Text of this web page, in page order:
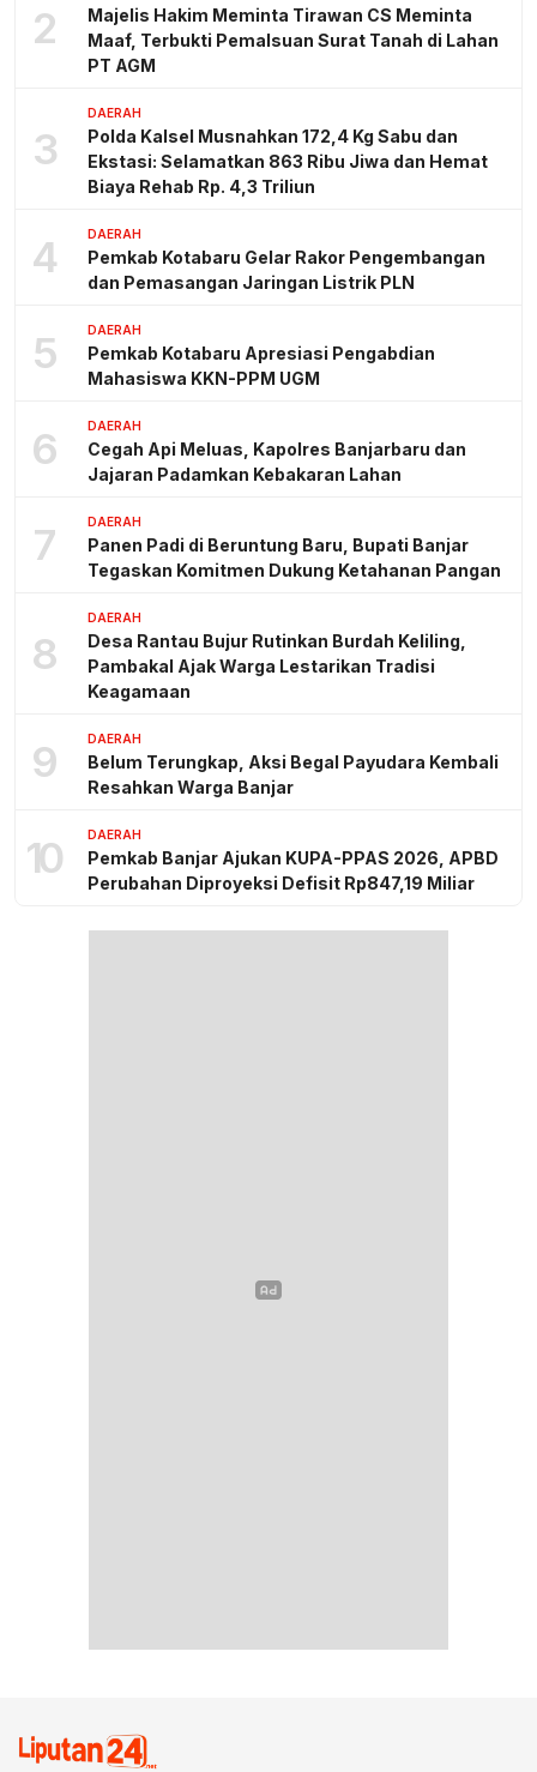
2
Majelis Hakim Meminta Tirawan CS Meminta
Maaf, Terbukti Pemalsuan Surat Tanah di Lahan
PT AGM
3
DAERAH
Polda Kalsel Musnahkan 172,4 Kg Sabu dan
Ekstasi: Selamatkan 863 Ribu Jiwa dan Hemat
Biaya Rehab Rp. 4,3 Triliun
4 DAERAH
Pemkab Kotabaru Gelar Rakor Pengembangan
dan Pemasangan Jaringan Listrik PLN
5 DAERAH
Pemkab Kotabaru Apresiasi Pengabdian
Mahasiswa KKN-PPM UGM
6 DAERAH
Cegah Api Meluas, Kapolres Banjarbaru dan
Jajaran Padamkan Kebakaran Lahan
7 DAERAH
Panen Padi di Beruntung Baru, Bupati Banjar
Tegaskan Komitmen Dukung Ketahanan Pangan
8
DAERAH
Desa Rantau Bujur Rutinkan Burdah Keliling,
Pambakal Ajak Warga Lestarikan Tradisi
Keagamaan
9 DAERAH
Belum Terungkap, Aksi Begal Payudara Kembali
Resahkan Warga Banjar
10 DAERAH
Pemkab Banjar Ajukan KUPA-PPAS 2026, APBD
Perubahan Diproyeksi Defisit Rp847,19 Miliar